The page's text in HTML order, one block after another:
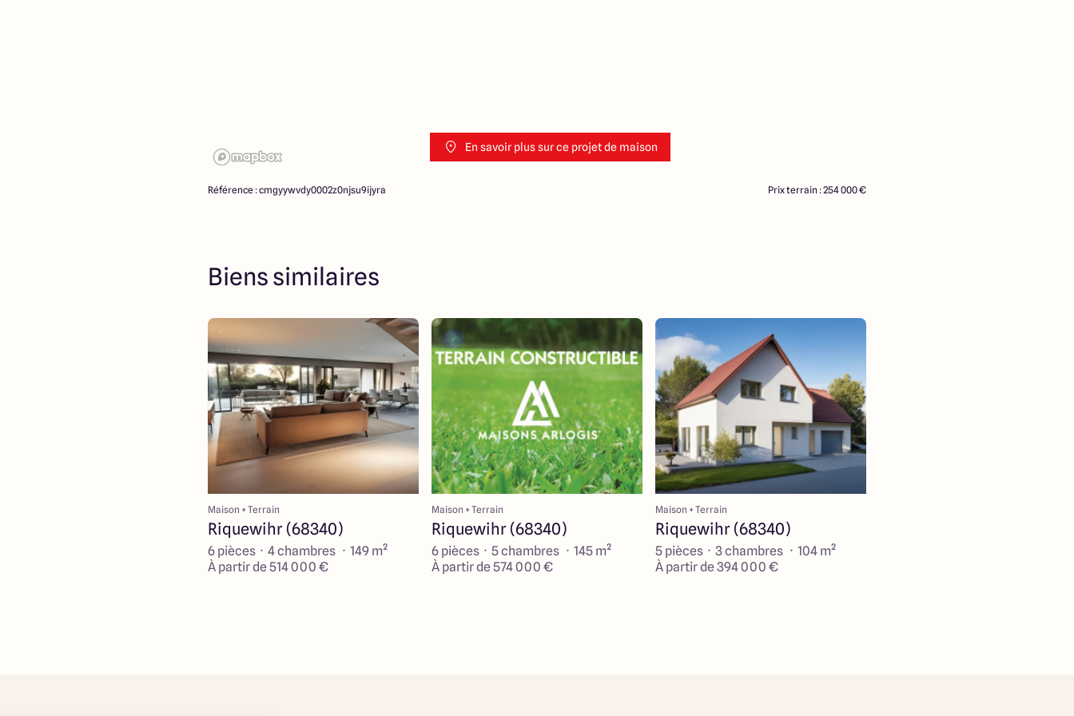
En savoir plus sur ce projet de maison
Référence : cmgyywvdy0002z0njsu9ijyra Prix terrain : 254 000 €
Biens similaires
Maison + Terrain
Riquewihr (68340)
6 pièces · 4 chambres · 149 m²
À partir de 514 000 €
Maison + Terrain
Riquewihr (68340)
6 pièces · 5 chambres · 145 m²
À partir de 574 000 €
Maison + Terrain
Riquewihr (68340)
5 pièces · 3 chambres · 104 m²
À partir de 394 000 €